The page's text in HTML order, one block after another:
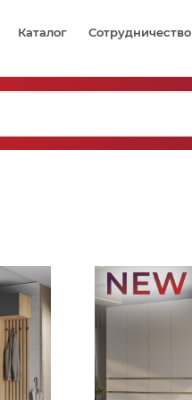
Каталог Сотрудничество